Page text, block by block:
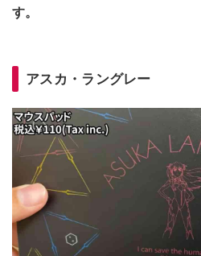
す。
アスカ・ラングレー